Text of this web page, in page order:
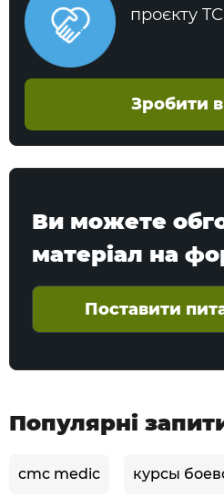
проєкту
Зробити
Ви можете
матеріал на
Поставити
Популярні
cmc medic курсы